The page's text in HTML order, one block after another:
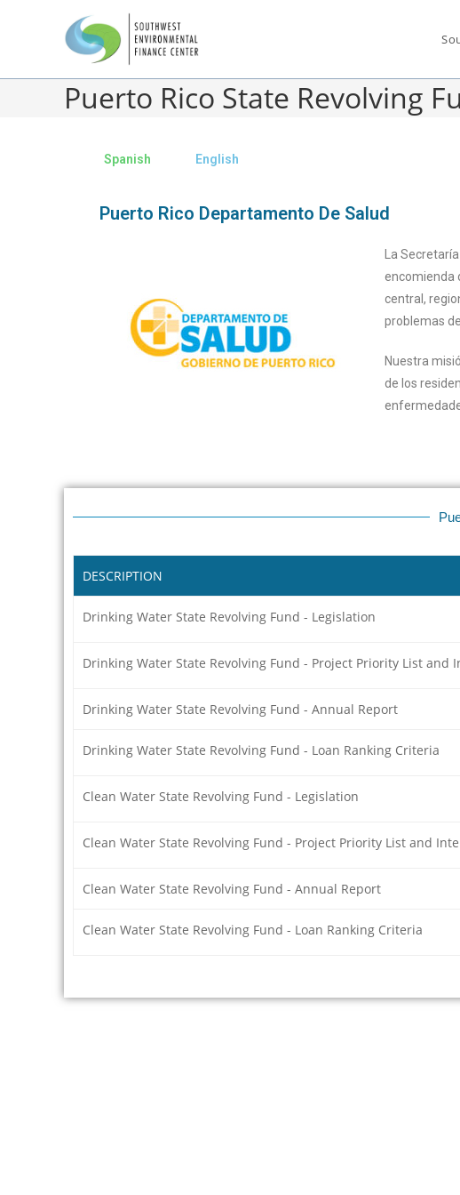
Puerto Rico State Revolving
Spanish English
Puerto Rico Departamento De Salud
La
encomienda
central,
problemas
Nuestra
de los
DESCRIPTION
Drinking Water State Revolving Fund - Legislation
Drinking Water State Revolving Fund - Project Priority List and
Drinking Water State Revolving Fund - Annual Report
Drinking Water State Revolving Fund - Loan Ranking Criteria
Clean Water State Revolving Fund - Legislation
Clean Water State Revolving Fund - Project Priority List and
Clean Water State Revolving Fund - Annual Report
Clean Water State Revolving Fund - Loan Ranking Criteria